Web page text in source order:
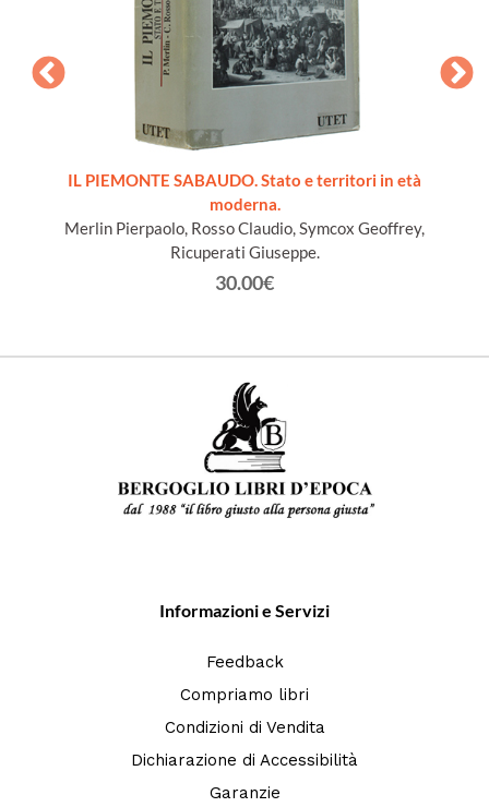
IL PIEMONTE SABAUDO. Stato e territori in età
moderna.
Merlin Pierpaolo, Rosso Claudio, Symcox Geoffrey,
Ricuperati Giuseppe.
30.00€
Informazioni e Servizi
Feedback
Compriamo libri
Condizioni di Vendita
Dichiarazione di Accessibilità
Garanzie